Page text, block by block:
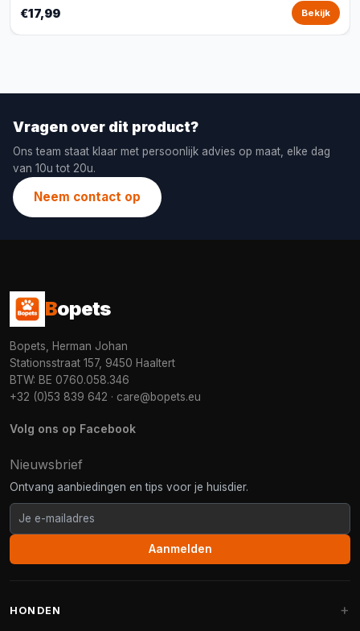
€17,99 Bekijk
Vragen over dit product?
Ons team staat klaar met persoonlijk advies op maat, elke dag
van 10u tot 20u.
Neem contact op
Bopets
Bopets, Herman Johan
Stationsstraat 157, 9450 Haaltert
BTW: BE 0760.058.346
+32 (0)53 839 642 · care@bopets.eu
Volg ons op Facebook
Nieuwsbrief
Ontvang aanbiedingen en tips voor je huisdier.
Aanmelden
HONDEN